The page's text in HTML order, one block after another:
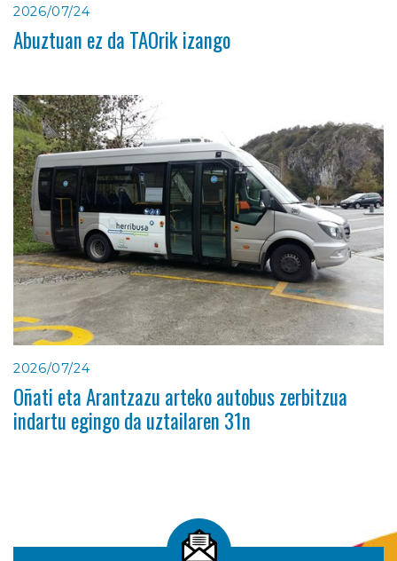
2026/07/24
Abuztuan ez da TAOrik izango
2026/07/24
Oñati eta Arantzazu arteko autobus zerbitzua
indartu egingo da uztailaren 31n